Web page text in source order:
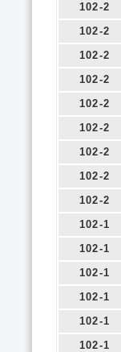
102-2
102-2
102-2
102-2
102-2
102-2
102-2
102-2
102-2
102-1
102-1
102-1
102-1
102-1
102-1